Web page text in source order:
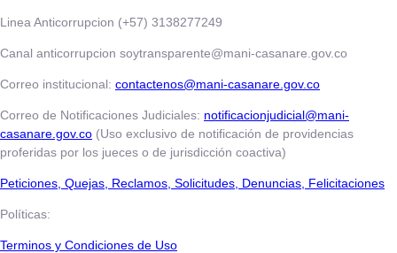
Linea Anticorrupcion (+57) 3138277249
Canal anticorrupcion soytransparente@mani-casanare.gov.co
Correo institucional: contactenos@mani-casanare.gov.co
Correo de Notificaciones Judiciales: notificacionjudicial@mani-
casanare.gov.co (Uso exclusivo de notificación de providencias
proferidas por los jueces o de jurisdicción coactiva)
​​​​​Peticiones, Quejas, Reclamos, Solicitudes, Denuncias, Felicitaciones
Políticas:
Terminos y Condiciones de Uso